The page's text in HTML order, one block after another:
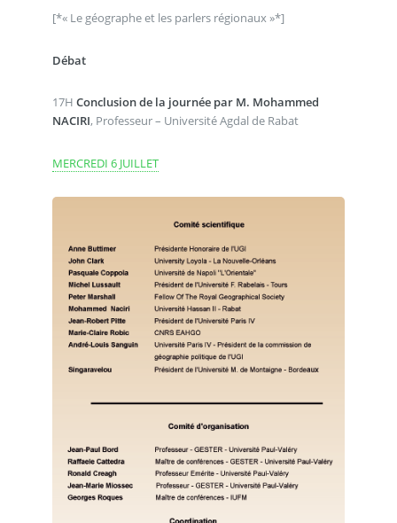
[*« Le géographe et les parlers régionaux »*]
Débat
17H Conclusion de la journée par M. Mohammed
NACIRI, Professeur – Université Agdal de Rabat
MERCREDI 6 JUILLET